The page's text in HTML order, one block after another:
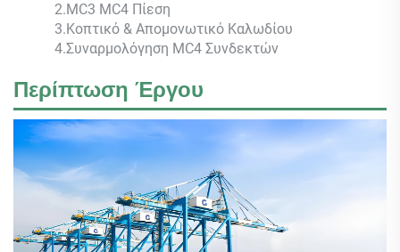
2.MC3 MC4 Πίεση
3.Κοπτικό & Απομονωτικό Καλωδίου
4.Συναρμολόγηση MC4 Συνδεκτών
Περίπτωση Έργου